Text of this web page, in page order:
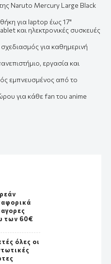
Naruto Mercury Large Black
για laptop έως 17"
και ηλεκτρονικές συσκευές
για καθημερινή
εργασία και
εμπνευσμένος από το
για κάθε fan του anime
αγορες
των 60€
όλες οι